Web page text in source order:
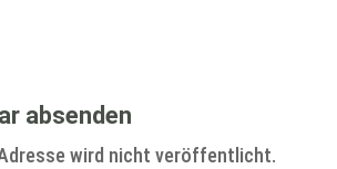
absenden
wird nicht veröffentlicht.